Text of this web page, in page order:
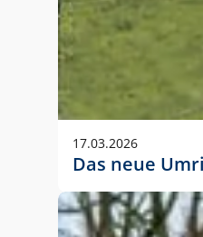
DIN lang – 10
1080 x 1080
In Ausnahmefällen
stets der vorherigen
17.03.2026
Das neue